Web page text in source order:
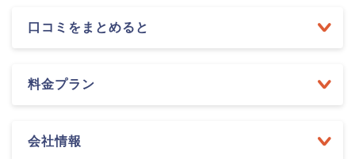
口コミをまとめると
料金プラン
会社情報